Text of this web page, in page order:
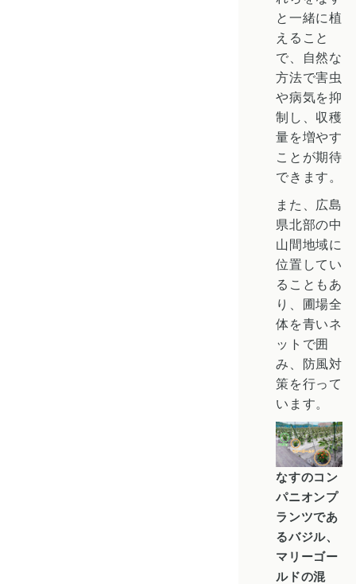
と一緒に植
えること
で、自然な
方法で害虫
や病気を抑
制し、収穫
量を増やす
ことが期待
できます。
また、広島
県北部の中
山間地域に
位置してい
ることもあ
り、圃場全
体を青いネ
ットで囲
み、防風対
策を行って
います。
なすのコン
パニオンプ
ランツであ
るバジル、
マリーゴー
ルドの混